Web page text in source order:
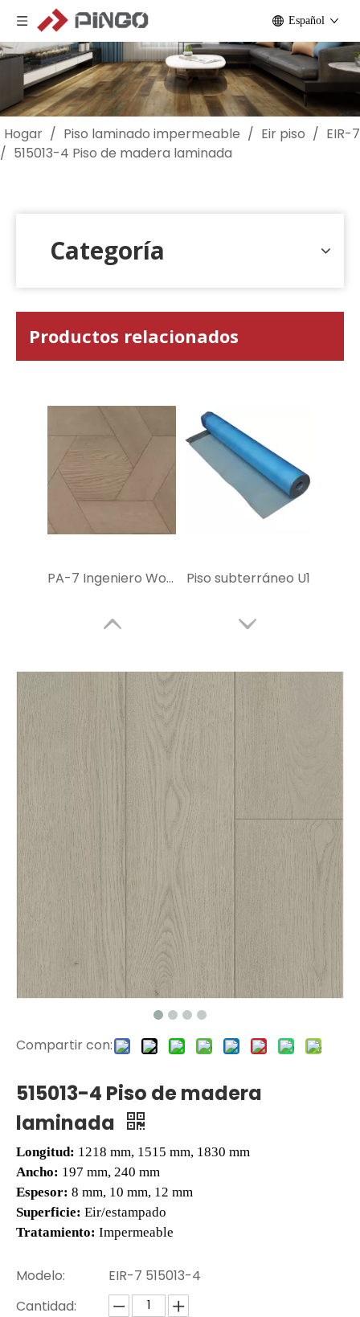
Español
Hogar / Piso laminado impermeable / Eir piso / EIR-7
/ 515013-4 Piso de madera laminada
Categoría
Productos relacionados
PA-7 Ingeniero Wood Parquet Piso subterráneo U1
2511 pisos de vinilo 2512 piso de tablón de vinilo de lujo
2514 SPC Vinyl Floor Mdf f final de capitalización
2515 pisos de tablones
Compartir con:
515013-4 Piso de madera
laminada
Longitud: 1218 mm, 1515 mm, 1830 mm
Ancho: 197 mm, 240 mm
Espesor: 8 mm, 10 mm, 12 mm
Superficie: Eir/estampado
Tratamiento: Impermeable
Modelo:
EIR-7 515013-4
Cantidad: